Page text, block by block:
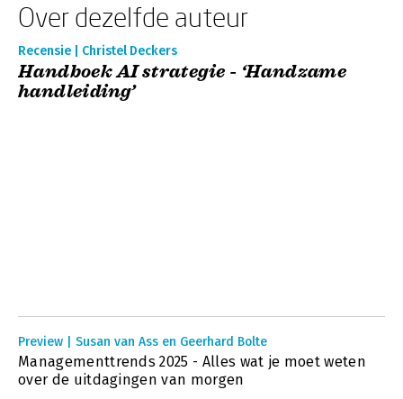
Over dezelfde auteur
Recensie | Christel Deckers
Handboek AI strategie - ‘Handzame
handleiding’
Preview | Susan van Ass en Geerhard Bolte
Managementtrends 2025 - Alles wat je moet weten
over de uitdagingen van morgen